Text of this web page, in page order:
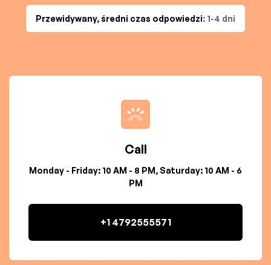
Przewidywany, średni czas odpowiedzi: 1-4 dni
Call
Monday - Friday: 10 AM - 8 PM, Saturday: 10 AM - 6
PM
+1 4792555571